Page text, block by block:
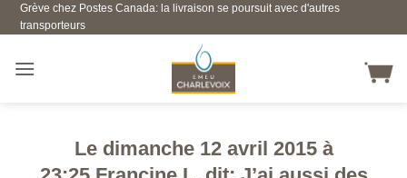
Skip
to
Grève chez Postes Canada: la livraison se poursuit avec d'autres
transporteurs
Le dimanche 12 avril 2015 à